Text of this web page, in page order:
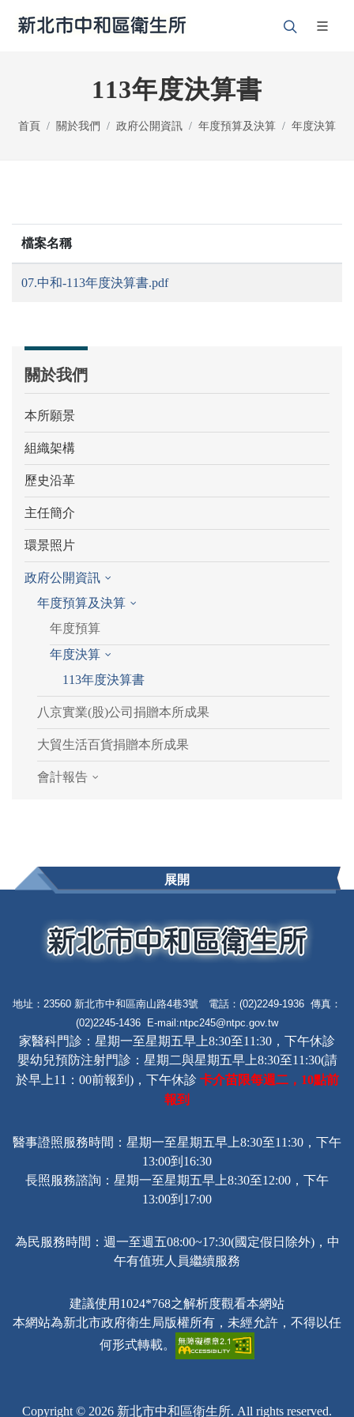
113年度決算書
首頁 關於我們 政府公開資訊 年度預算及決算 年度決算
關於我們
本所願景
組織架構
歷史沿革
主任簡介
環景照片
政府公開資訊
年度預算及決算
年度預算
年度決算
113年度決算書
八京實業(股)公司捐贈本所成果
大貿生活百貨捐贈本所成果
會計報告
檔案名稱
07.中和-113年度決算書.pdf
展開
地址：23560 新北市中和區南山路4巷3號 電話：(02)2249-1936 傳真：
(02)2245-1436 E-mail:ntpc245@ntpc.gov.tw
家醫科門診：星期一至星期五早上8:30至11:30，下午休診
嬰幼兒預防注射門診：星期二與星期五早上8:30至11:30(請
於早上11：00前報到)，下午休診 卡介苗限每週二， 10點前
報到
醫事證照服務時間：星期一至星期五早上8:30至11:30，下午
13:00到16:30
長照服務諮詢 ：星期一至星期五早上8:30至12:00，下午
13:00到17:00
為民服務時間：週一至週五08:00~17:30(國定假日除外)，中
午有值班人員繼續服務
建議使用1024*768之解析度觀看本網站
本網站為新北市政府衛生局版權所有，未經允許，不得以任
何形式轉載。
Copyright © 2026 新北市中和區衛生所. All rights reserved.